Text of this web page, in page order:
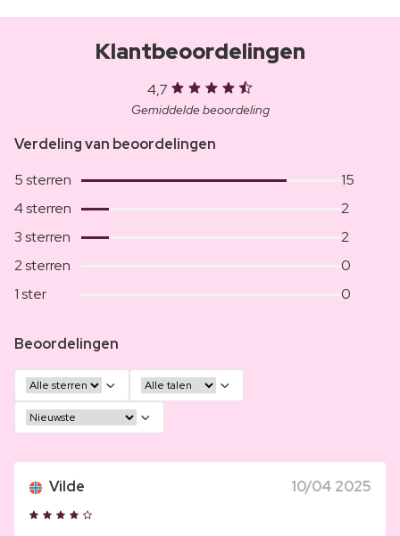
Klantbeoordelingen
4,7
Gemiddelde beoordeling
Verdeling van beoordelingen
5 sterren
15
4 sterren
2
3 sterren
2
2 sterren
0
1 ster
0
Beoordelingen
Vilde 10/04 2025